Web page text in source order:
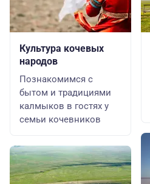
Культура кочевых
народов
Познакомимся с
бытом и традициями
калмыков в гостях у
семьи кочевников